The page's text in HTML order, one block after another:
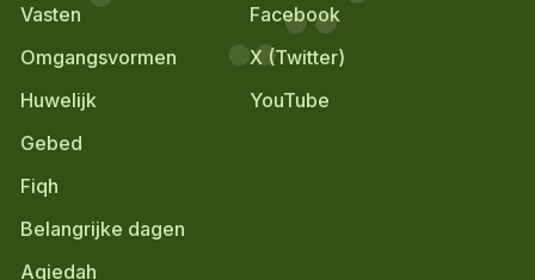
Vasten
Omgangsvormen
Huwelijk
Gebed
Fiqh
Belangrijke dagen
Aqiedah
Facebook
X (Twitter)
YouTube